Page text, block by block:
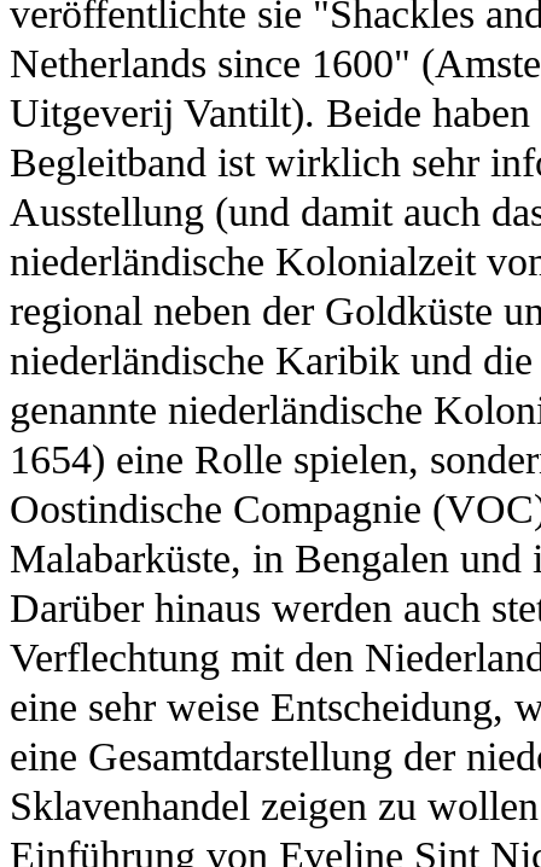
veröffentlichte sie "Shackles
Netherlands since 1600"
Uitgeverij Vantilt). Beide
Begleitband ist wirklich sehr
Ausstellung (und damit auch
niederländische Kolonialzeit
regional neben der Goldküste
niederländische Karibik und
genannte niederländische
1654) eine Rolle spielen,
Oostindische Compagnie
Malabarküste, in Bengalen
Darüber hinaus werden auch
Verflechtung mit den
eine sehr weise Entscheidung,
eine Gesamtdarstellung der
Sklavenhandel zeigen zu
Einführung von Eveline Sint